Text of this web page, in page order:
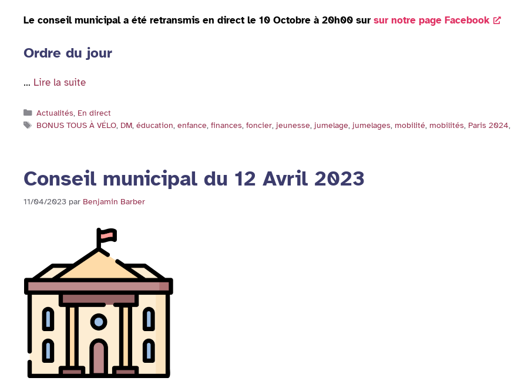
Le conseil municipal a été retransmis en direct le 10 Octobre à 20h00 sur sur notre page Facebook
Ordre du jour
… Lire la suite
Catégories
Actualités, En direct
Étiquettes
BONUS TOUS À VÉLO, DM, éducation, enfance, finances, foncier, jeunesse, jumelage, jumelages, mobilité, mobilités, Paris 2024,
Conseil municipal du 12 Avril 2023
11/04/2023 par Benjamin Barber